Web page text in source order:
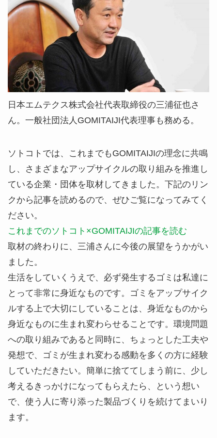
日本エムテクス株式会社代表取締役の三浦征也さ
ん。一般社団法人GOMITAIJI代表理事も務める。
ソトコトでは、これまでもGOMITAIJIの理念に共鳴
し、さまざまなアップサイクルの取り組みを推進し
ている企業・団体を取材してきました。下記のリン
クから記事を読めるので、ぜひご覧になってみてく
ださい。
これまでのソトコト×GOMITAIJIの記事を読む
取材の終わりに、三浦さんに今後の展望をうかがい
ました。
生活をしていくうえで、必ず発生するゴミは私達に
とって非常に身近なものです。ゴミをアップサイク
ルする上で大切にしていることは、身近なものから
身近なものに生まれ変わらせることです。環境問題
への取り組みであると同時に、ちょっとした工夫や
発想で、ゴミが生まれ変わる感動を多くの方に経験
していただきたい。簡単に捨ててしまう前に、少し
考えるきっかけになってもらえたら、という想い
で、使う人に寄り添った製品づくりを続けてまいり
ます。